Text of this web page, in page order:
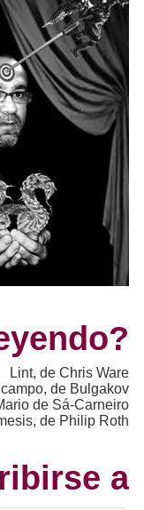
Lint, de Chris Ware
de Bulgakov
de Sá-Carneiro
de Philip Roth
a